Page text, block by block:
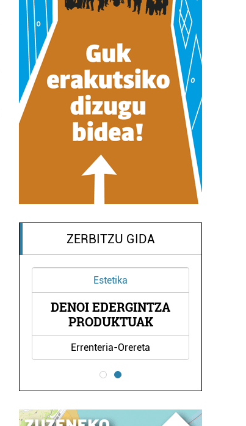
ZERBITZU GIDA
Estetika
DENOI EDERGINTZA
PRODUKTUAK
Errenteria-Orereta